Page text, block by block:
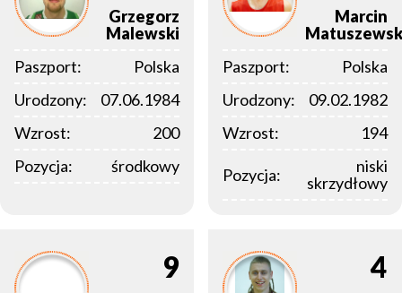
Grzegorz
Malewski
Paszport:
Polska
Urodzony:
07.06.1984
Wzrost:
200
Pozycja:
środkowy
Marcin
Paszport:
Polska
Urodzony:
09.02.1982
Wzrost:
194
Pozycja:
niski
skrzydłowy
9 4